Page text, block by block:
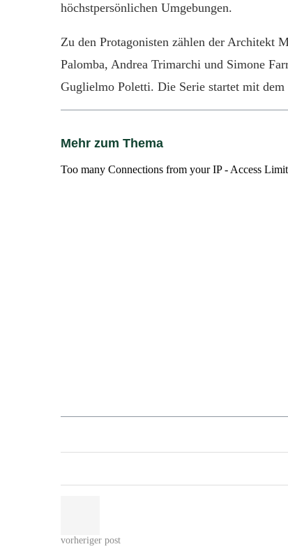
höchstpersönlichen Umgebungen.
Zu den Protagonisten zählen der Architekt
Palomba, Andrea Trimarchi und Simone
Guglielmo Poletti. Die Serie startet mit dem
Mehr zum Thema
vorheriger post